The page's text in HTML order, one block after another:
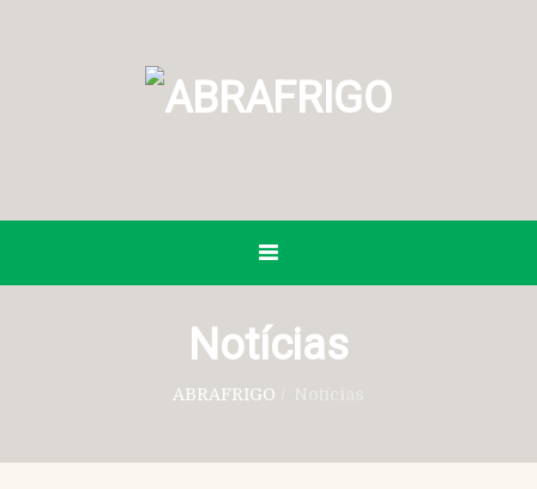
Notícias
ABRAFRIGO